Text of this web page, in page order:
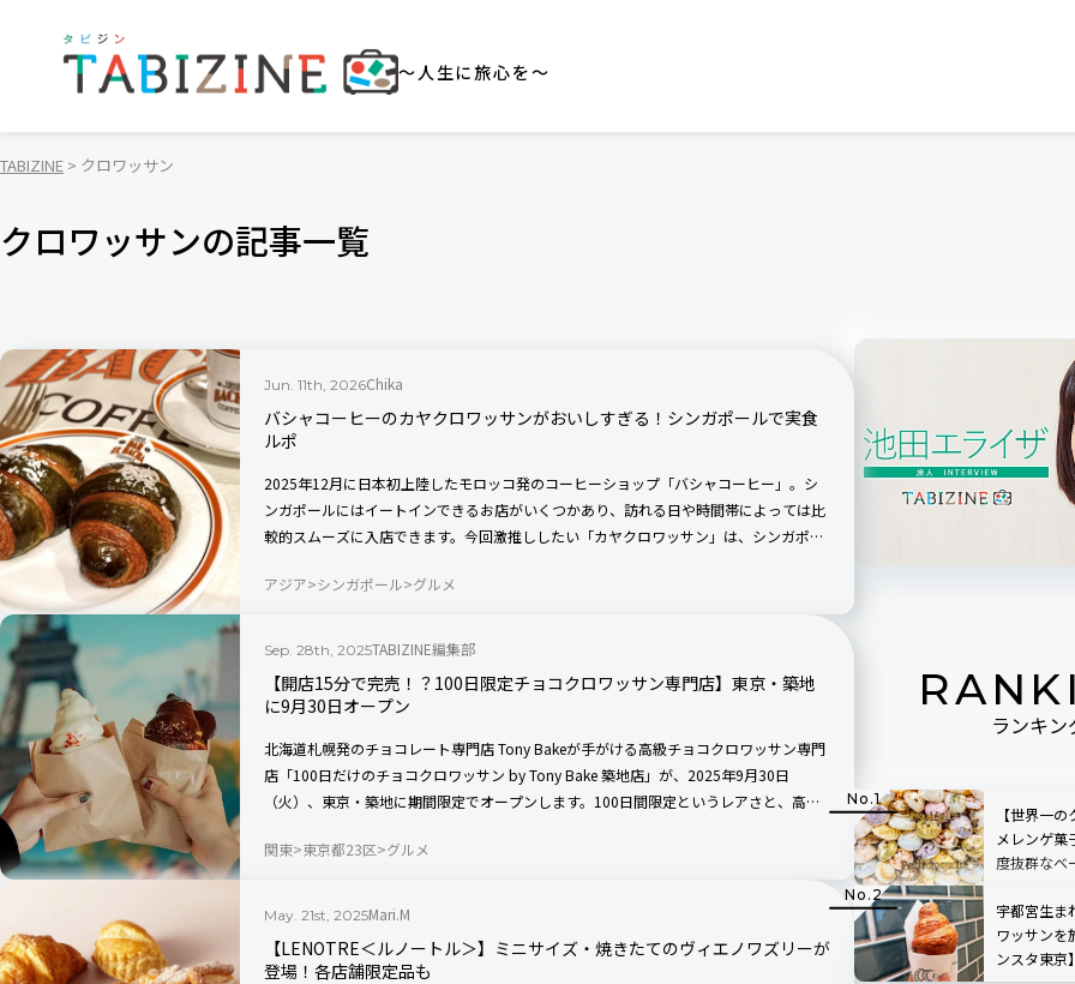
～人生に旅心を～
TABIZINE クロワッサン
クロワッサンの記事一覧
Jun. 11th, 2026Chika
バシャコーヒーのカヤクロワッサンがおいしすぎる！シンガポールで実食
ルポ
2025年12月に日本初上陸したモロッコ発のコーヒーショップ「バシャコーヒー」。シ
ンガポールにはイートインできるお店がいくつかあり、訪れる日や時間帯によっては比
較的スムーズに入店できます。今回激推ししたい「カヤクロワッサン」は、シンガポー
テルで食べるおやつとしてもおすすめです。ほかにも、バシャコーヒーのカフェで楽し
アジア シンガポール グルメ
Sep. 28th, 2025TABIZINE編集部
【開店15分で完売！？100日限定チョコクロワッサン専門店】東京・築地
に9月30日オープン
北海道札幌発のチョコレート専門店 Tony Bakeが手がける高級チョコクロワッサン専門
店「100日だけのチョコクロワッサン by Tony Bake 築地店」が、2025年9月30日
（火）、東京・築地に期間限定でオープンします。100日間限定というレアさと、高級
のスイーツ。都内で味わえるのは今だけです。
関東 東京都23区 グルメ
May. 21st, 2025Mari.M
【LENOTRE＜ルノートル＞】ミニサイズ・焼きたてのヴィエノワズリーが
登場！各店舗限定品も
ランキン
【世界一
メレンゲ菓
度抜群なベ
ーケット
宇都宮生ま
ワッサンを
ンスタ東京